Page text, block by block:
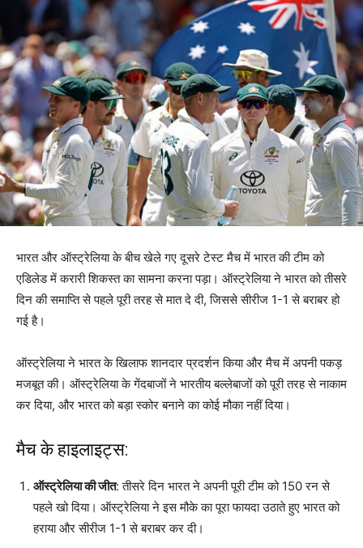
भारत और ऑस्ट्रेलिया के बीच खेले गए दूसरे टेस्ट मैच में भारत की टीम को
एडिलेड में करारी शिकस्त का सामना करना पड़ा। ऑस्ट्रेलिया ने भारत को तीसरे
दिन की समाप्ति से पहले पूरी तरह से मात दे दी, जिससे सीरीज 1-1 से बराबर हो
गई है।
ऑस्ट्रेलिया ने भारत के खिलाफ शानदार प्रदर्शन किया और मैच में अपनी पकड़
मजबूत की। ऑस्ट्रेलिया के गेंदबाजों ने भारतीय बल्लेबाजों को पूरी तरह से नाकाम
कर दिया, और भारत को बड़ा स्कोर बनाने का कोई मौका नहीं दिया।
मैच के हाइलाइट्स:
ऑस्ट्रेलिया की जीत: तीसरे दिन भारत ने अपनी पूरी टीम को 150 रन से
पहले खो दिया। ऑस्ट्रेलिया ने इस मौके का पूरा फायदा उठाते हुए भारत को
हराया और सीरीज 1-1 से बराबर कर दी।